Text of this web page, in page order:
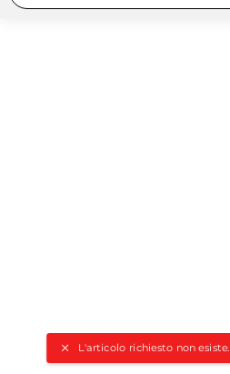
L'articolo richiesto non esiste.